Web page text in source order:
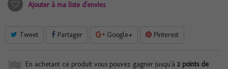
Ajouter à ma liste d'envies
Tweet Partager Google+ Pinterest
En achetant ce produit vous pouvez gagner jusqu'à 2 points de